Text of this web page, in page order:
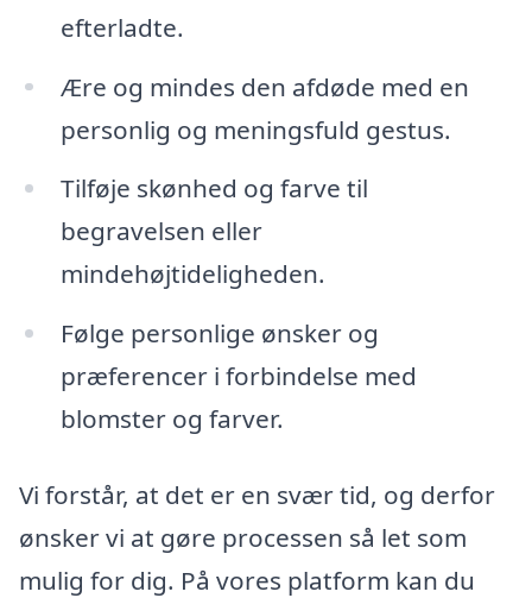
efterladte.
Ære og mindes den afdøde med en
personlig og meningsfuld gestus.
Tilføje skønhed og farve til
begravelsen eller
mindehøjtideligheden.
Følge personlige ønsker og
præferencer i forbindelse med
blomster og farver.
Vi forstår, at det er en svær tid, og derfor
ønsker vi at gøre processen så let som
mulig for dig. På vores platform kan du